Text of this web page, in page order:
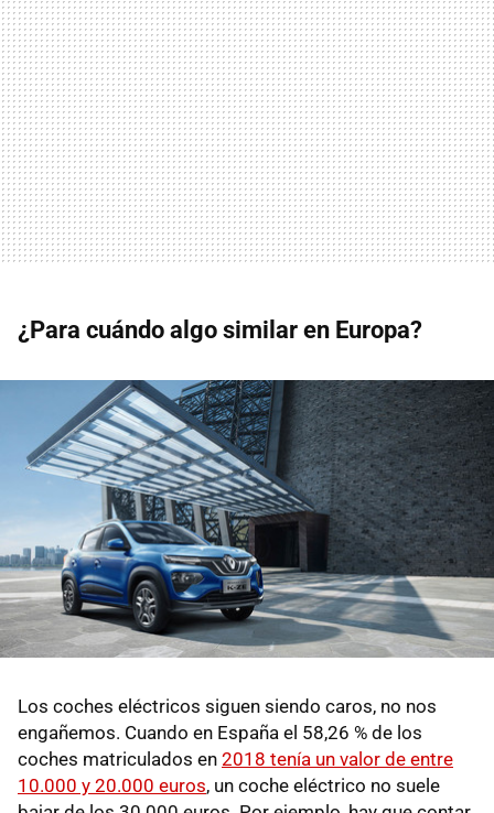
¿Para cuándo algo similar en Europa?
Los coches eléctricos siguen siendo caros, no nos
engañemos. Cuando en España el 58,26 % de los
coches matriculados en 2018 tenía un valor de entre
10.000 y 20.000 euros, un coche eléctrico no suele